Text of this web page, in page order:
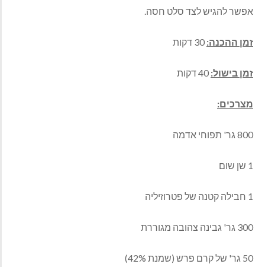
אפשר להגיש לצד סלט חסה.
זמן ההכנה:
זמן בישול:
מצרכים:
800 גר' תפוחי אדמה
1 שן שום
1 חבילה קטנה של פטרוזיליה
300 גר' גבינה צהובה מגוררת
50 גר' של קרם פרש (שמנת 42%)